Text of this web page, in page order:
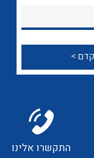
לכל מוצרי היצרן
התקשרו אלינו